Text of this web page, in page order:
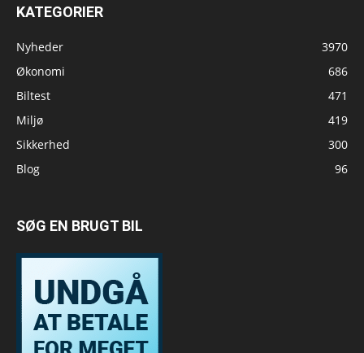
KATEGORIER
Nyheder
3970
Økonomi
686
Biltest
471
Miljø
419
Sikkerhed
300
Blog
96
SØG EN BRUGT BIL